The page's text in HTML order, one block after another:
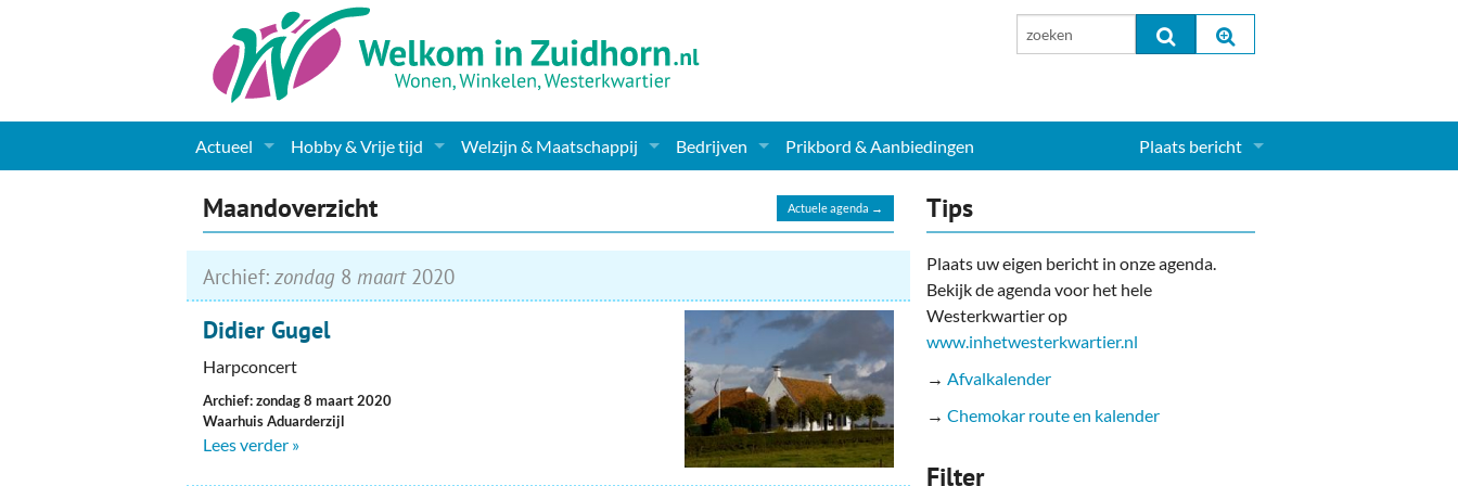
Actueel
Nieuws
Gemeente informatie
Dorpen
Woningaanbod
Columns & Redactioneel
Foto-pagina
Hobby & Vrije tijd
Kunst
Muziek
Toerisme & Musea
Podia & Dorpshuizen
Welzijn & Maatschappij Bedrijven
Supermarkt & Levensmiddelen
Dieren & Tuin
Horeca & Uitgaan
Vervoer, Auto's & Fietsen
Prikbord & Aanbiedingen Plaats bericht
Actuele agenda →
Maandoverzicht
Archief: zondag 8 maart2020
Didier Gugel
Harpconcert
Archief: zondag 8 maart 2020
Waarhuis Aduarderzijl
Lees verder »
Tips
Plaats uw eigen bericht in onze agenda.
Bekijk de agenda voor het hele
Westerkwartier op
www.inhetwesterkwartier.nl
→ Afvalkalender
→ Chemokar route en kalender
Filter